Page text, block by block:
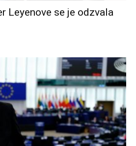
Leyenove se je odzvala